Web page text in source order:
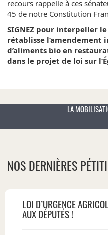
recours rappelle à ces
45 de notre Constitution
SIGNEZ pour interpeller
rétablisse l’amendement
d’aliments bio en
dans le projet de loi sur
LA
NOS DERNIÈRES
LOI D’URGENCE
AUX DÉPUTÉS !